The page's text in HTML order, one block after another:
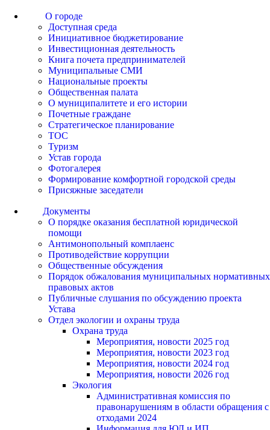
О городе
Доступная среда
Инициативное бюджетирование
Инвестиционная деятельность
Книга почета предпринимателей
Муниципальные СМИ
Национальные проекты
Общественная палата
О муниципалитете и его истории
Почетные граждане
Стратегическое планирование
ТОС
Туризм
Устав города
Фотогалерея
Формирование комфортной городской среды
Присяжные заседатели
Документы
О порядке оказания бесплатной юридической
помощи
Антимонопольный комплаенс
Противодействие коррупции
Общественные обсуждения
Порядок обжалования муниципальных нормативных
правовых актов
Публичные слушания по обсуждению проекта
Устава
Отдел экологии и охраны труда
Охрана труда
Мероприятия, новости 2025 год
Мероприятия, новости 2023 год
Мероприятия, новости 2024 год
Мероприятия, новости 2026 год
Экология
Административная комиссия по
правонарушениям в области обращения с
отходами 2024